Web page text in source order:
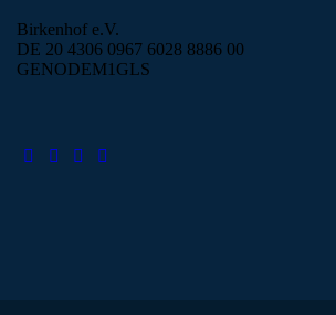
Birkenhof e.V.
DE 20 4306 0967 6028 8886 00
GENODEM1GLS